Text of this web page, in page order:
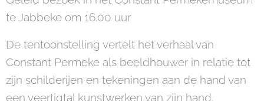
te Jabbeke om 16.00 uur
De tentoonstelling vertelt het verhaal van
Constant Permeke als beeldhouwer in relatie tot
zijn schilderijen en tekeningen aan de hand van
een veertigtal kunstwerken van zijn hand.